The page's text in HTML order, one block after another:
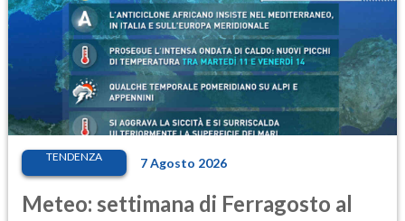
TENDENZA 7 Agosto 2026
Meteo: settimana di Ferragosto al